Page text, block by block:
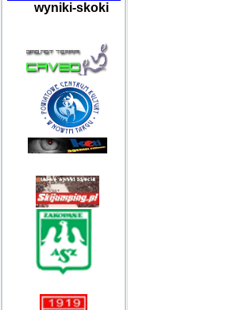
wyniki-skoki